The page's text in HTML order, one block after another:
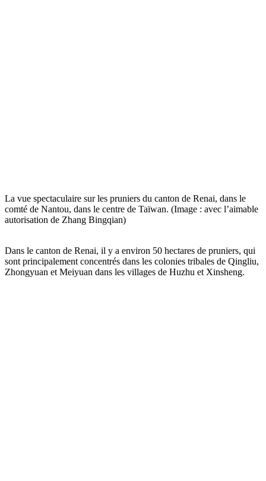
La vue spectaculaire sur les pruniers du canton de Renai, dans le
comté de Nantou, dans le centre de Taïwan. (Image : avec l’aimable
autorisation de Zhang Bingqian)
Dans le canton de Renai, il y a environ 50 hectares de pruniers, qui
sont principalement concentrés dans les colonies tribales de Qingliu,
Zhongyuan et Meiyuan dans les villages de Huzhu et Xinsheng.